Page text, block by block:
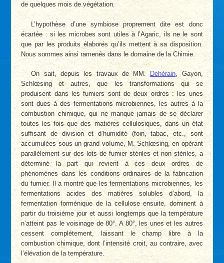
de quelques mois de végétation.
L’hypothèse d’une symbiose proprement dite est donc
écartée : si les microbes sont utiles à l’Agaric, ils ne le sont
que par les produits élaborés qu’ils mettent à sa disposition.
Nous sommes ainsi ramenés dans le domaine de la Chimie.
On sait, depuis les travaux de MM. Dehérain, Gayon,
Schlœsing et autres, que les transformations qui se
produisent dans les fumiers sont de deux ordres : les unes
sont dues à des fermentations microbiennes, les autres à la
combustion chimique, qui ne manque jamais de se déclarer
toutes les fois que des matières cellulosiques, dans un état
suffisant de division et d’humidité (foin, tabac, etc., sont
accumulées sous un grand voIume, M. Schlœsing, en opérant
parallèlement sur des lots de fumier stériles et non stériles, a
déterminé la part qui revient à ces deux ordres de
phénomènes dans les conditions ordinaires de la fabrication
du fumier. Il a montré que les fermentations microbiennes, les
fermentations acides des matières solubles d’abord, la
fermentation forménique de la cellulose ensuite, dominent à
partir du troisième jour et aussi longtemps que la température
n’atteint pas le voisinage de 80°. A 80°, les unes et les autres
cessent complètement, laissant le champ libre à la
combustion chimique, dont l’intensité croit, au contraire, avec
l’élévation de la température.